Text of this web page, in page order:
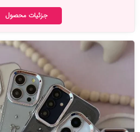
جزئیات محصول